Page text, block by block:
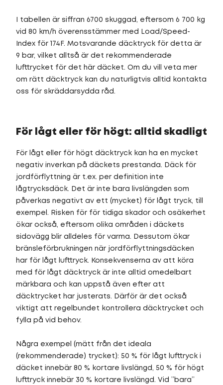
I tabellen är siffran 6700 skuggad, eftersom 6 700 kg
vid 80 km/h överensstämmer med Load/Speed-
Index för 174F. Motsvarande däcktryck för detta är
9 bar, vilket alltså är det rekommenderade
lufttrycket för det här däcket. Om du vill veta mer
om rätt däcktryck kan du naturligtvis alltid kontakta
oss för skräddarsydda råd.
För lågt eller för högt: alltid skadligt
För lågt eller för högt däcktryck kan ha en mycket
negativ inverkan på däckets prestanda. Däck för
jordförflyttning är t.ex. per definition inte
lågtrycksdäck. Det är inte bara livslängden som
påverkas negativt av ett (mycket) för lågt tryck, till
exempel. Risken för för tidiga skador och osäkerhet
ökar också, eftersom olika områden i däckets
sidovägg blir alldeles för varma. Dessutom ökar
bränsleförbrukningen när jordförflyttningsdäcken
har för lågt lufttryck. Konsekvenserna av att köra
med för lågt däcktryck är inte alltid omedelbart
märkbara och kan uppstå även efter att
däcktrycket har justerats. Därför är det också
viktigt att regelbundet kontrollera däcktrycket och
fylla på vid behov.
Några exempel (mätt från det ideala
(rekommenderade) trycket): 50 % för lågt lufttryck i
däcket innebär 80 % kortare livslängd, 50 % för högt
lufttryck innebär 30 % kortare livslängd. Vid ”bara”